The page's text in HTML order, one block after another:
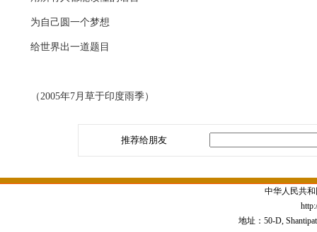
为自己圆一个梦想
给世界出一道题目
（2005年7月草于印度雨季）
推荐给朋友
中华人民共
地址：50-D,